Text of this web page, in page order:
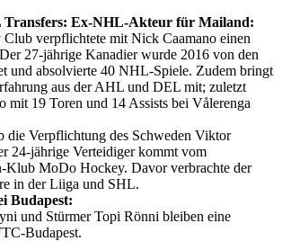
Transfers: Ex-NHL-Akteur für Mailand:
verpflichtete mit Nick Caamano einen
27-jährige Kanadier wurde 2016 von den
und absolvierte 40 NHL-Spiele. Zudem bringt
aus der AHL und DEL mit; zuletzt
mit 19 Toren und 14 Assists bei Vålerenga
die Verpflichtung des Schweden Viktor
24-jährige Verteidiger kommt vom
Klub MoDo Hockey. Davor verbrachte der
in der Liiga und SHL.
Budapest:
und Stürmer Topi Rönni bleiben eine
Budapest.